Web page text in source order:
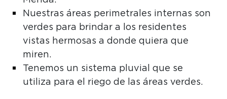
Nuestras áreas perimetrales internas son
verdes para brindar a los residentes
vistas hermosas a donde quiera que
miren.
Tenemos un sistema pluvial que se
utiliza para el riego de las áreas verdes.